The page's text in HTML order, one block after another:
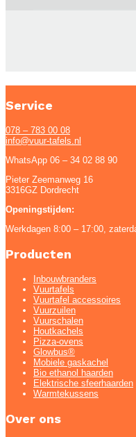
Service
078 – 783 00 08
info@vuur-tafels.nl
WhatsApp 06 – 34 02 88 90
Pieter Zeemanweg 16
3316GZ Dordrecht
Openingstijden:
Werkdagen 8:00 – 17:00,
Producten
Inbouwbranders
Vuurtafels
Vuurtafel accessoires
Vuurzuilen
Vuurschalen
Houtkachels
Pizza-ovens
Glowbus®
Mobiele gaskachel
Bio ethanol haarden
Elektrische sfeerhaarden
Warmtekussens
Over ons